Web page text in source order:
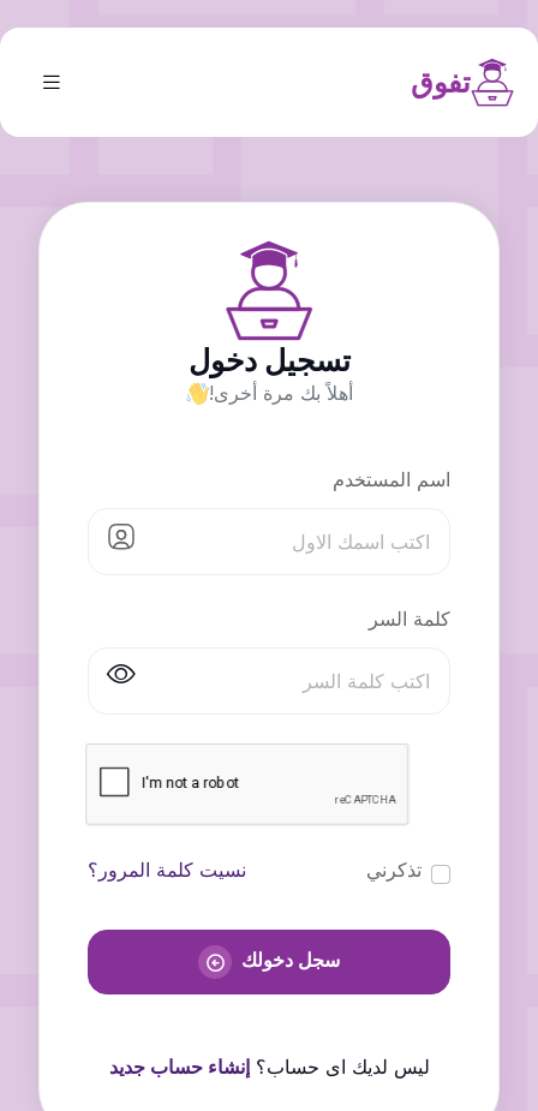
تفوق
تسجيل دخول
أهلاً بك مرة أخرى!
اسم المستخدم
كلمة السر
تذكرني نسيت كلمة المرور؟
سجل دخولك
ليس لديك اى حساب؟إنشاء حساب جديد